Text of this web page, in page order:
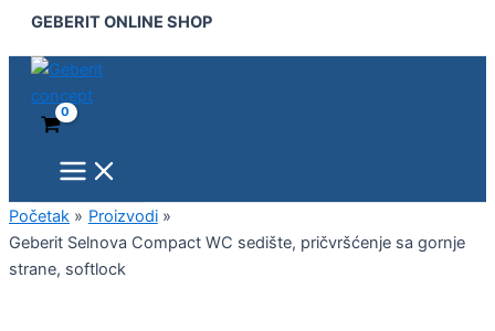
Pređi
sadržaj
GEBERIT ONLINE SHOP
Menu
Početak
Proizvodi
Geberit Selnova Compact WC sedište, pričvršćenje sa gornje
strane, softlock
Selnova
Compact
WC
sedište,
pričvršćenje
softlock
količina